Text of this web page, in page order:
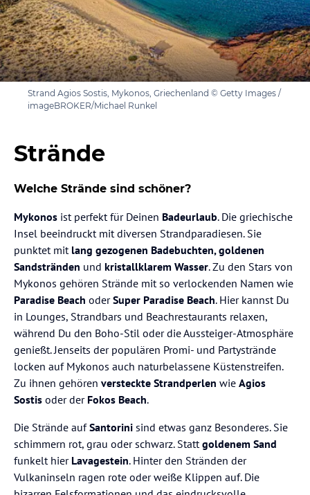
Strand Agios Sostis, Mykonos, Griechenland © Getty Images /
imageBROKER/Michael Runkel
Strände
Welche Strände sind schöner?
Mykonos ist perfekt für Deinen Badeurlaub. Die griechische
Insel beeindruckt mit diversen Strandparadiesen. Sie
punktet mit lang gezogenen Badebuchten, goldenen
Sandstränden und kristallklarem Wasser. Zu den Stars von
Mykonos gehören Strände mit so verlockenden Namen wie
Paradise Beach oderSuper Paradise Beach. Hier kannst Du
in Lounges, Strandbars und Beachrestaurants relaxen,
während Du den Boho-Stil oder die Aussteiger-Atmosphäre
genießt. Jenseits der populären Promi- und Partystrände
locken auf Mykonos auch naturbelassene Küstenstreifen.
Zu ihnen gehören versteckte Strandperlen wie Agios
Sostis oder der Fokos Beach.
Die Strände aufSantorini sind etwas ganz Besonderes. Sie
schimmern rot, grau oder schwarz. Stattgoldenem Sand
funkelt hier Lavagestein. Hinter den Stränden der
Vulkaninseln ragen rote oder weiße Klippen auf. Die